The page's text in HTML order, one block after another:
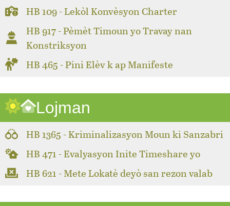
HB 109 - Lekòl Konvèsyon Charter
HB 917 - Pèmèt Timoun yo Travay nan
Konstriksyon
HB 465 - Pini Elèv k ap Manifeste
Lojman
HB 1365 - Kriminalizasyon Moun ki Sanzabri
HB 471 - Evalyasyon Inite Timeshare yo
HB 621 - Mete Lokatè deyò san rezon valab